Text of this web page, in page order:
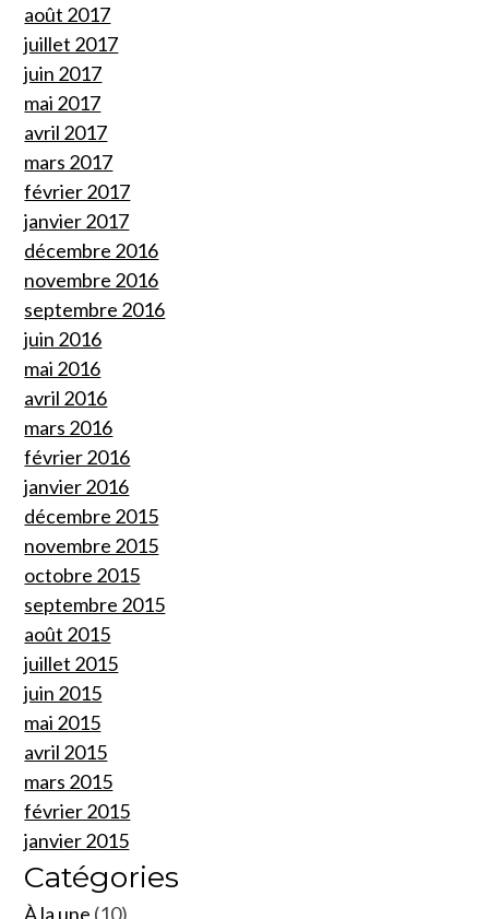
août 2017
juillet 2017
juin 2017
mai 2017
avril 2017
mars 2017
février 2017
janvier 2017
décembre 2016
novembre 2016
septembre 2016
juin 2016
mai 2016
avril 2016
mars 2016
février 2016
janvier 2016
décembre 2015
novembre 2015
octobre 2015
septembre 2015
août 2015
juillet 2015
juin 2015
mai 2015
avril 2015
mars 2015
février 2015
janvier 2015
Catégories
À la une (10)